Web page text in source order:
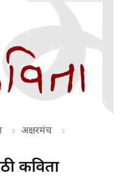
अक्षरमंच
कविता